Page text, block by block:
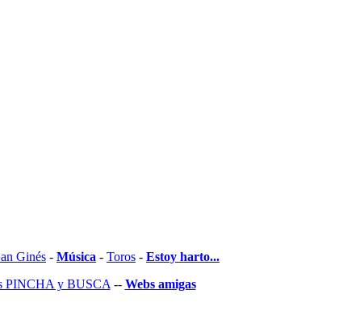
Ginés - Música - Toros - Estoy harto...
PINCHA y BUSCA -- Webs amigas